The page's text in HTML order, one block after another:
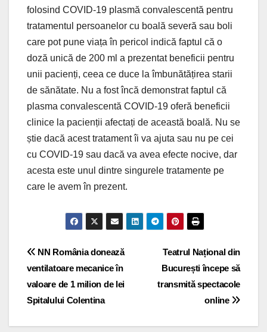
folosind COVID-19 plasmă convalescentă pentru
tratamentul persoanelor cu boală severă sau boli
care pot pune viața în pericol indică faptul că o
doză unică de 200 ml a prezentat beneficii pentru
unii pacienți, ceea ce duce la îmbunătățirea starii
de sănătate. Nu a fost încă demonstrat faptul că
plasma convalescentă COVID-19 oferă beneficii
clinice la pacienții afectați de această boală. Nu se
știe dacă acest tratament îi va ajuta sau nu pe cei
cu COVID-19 sau dacă va avea efecte nocive, dar
acesta este unul dintre singurele tratamente pe
care le avem în prezent.
Post navigationTeatrul Național din
București începe să
transmită spectacole
online
NN România donează
ventilatoare mecanice în
valoare de 1 milion de lei
Spitalului Colentina